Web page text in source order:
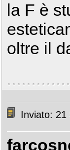
la F è
oltre il
Inviato: 21